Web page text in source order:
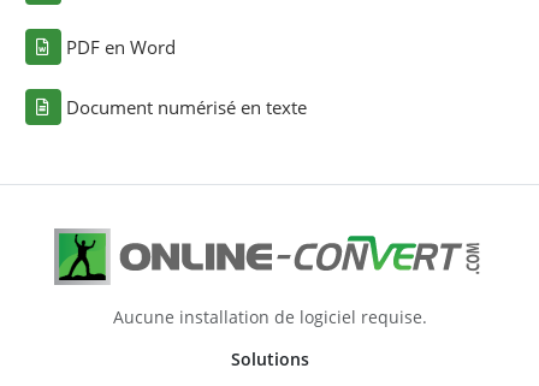
PDF en Word
Document numérisé en texte
Aucune installation de logiciel requise.
Solutions